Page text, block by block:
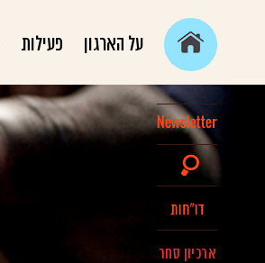
ארכיון סחר
על הארגון פעילות